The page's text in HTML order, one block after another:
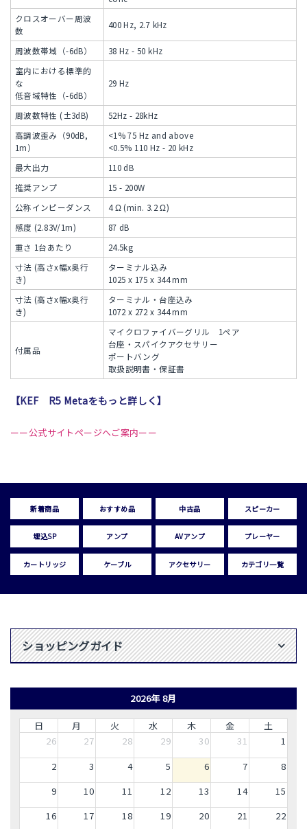
クロスオーバー周波
数
400 Hz, 2.7 kHz
周波数帯域（-6dB）
38 Hz - 50 kHz
室内における標準的
な
低音域特性（-6dB）
29 Hz
周波数特性 (±3dB)
52Hz - 28kHz
高調波歪み（90dB,
1m）
<1% 75 Hz and above
<0.5% 110 Hz - 20 kHz
最大出力
110 dB
推奨アンプ
15 - 200W
公称インピーダンス
4 Ω (min. 3.2 Ω)
感度 (2.83V/1m)
87 dB
重さ 1台あたり
24.5kg
寸法 (高さx幅x奥行
き)
ターミナル込み
1025 x 175 x 344 mm
寸法 (高さx幅x奥行
き)
ターミナル・台座込み
1072 x 272 x 344 mm
付属品
マイクロファイバーグリル 1ペア
台座・スパイクアクセサリー
ポートバング
取扱説明書・保証書
【KEF R5 Metaをもっと詳しく】
ーー公式サイトページへご案内ーー
新着商品 おすすめ品 中古品 スピーカー
埋込SP アンプ AVアンプ プレーヤー
カートリッジ ケーブル アクセサリー カテゴリ一覧
ショッピングガイド
2026年 8月
日 月 火 水 木 金
土
26
27 28 29 30 31
1
2
3 4 5 6 7
8
9
10 11 12 13 14
15
16
17 18 19 20 21
22